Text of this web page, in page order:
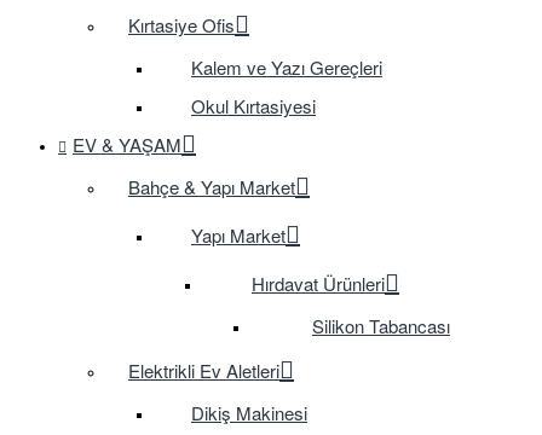
Kırtasiye Ofis
Kalem ve Yazı Gereçleri
Okul Kırtasiyesi
EV & YAŞAM
Bahçe & Yapı Market
Yapı Market
Hırdavat Ürünleri
Silikon Tabancası
Elektrikli Ev Aletleri
Dikiş Makinesi